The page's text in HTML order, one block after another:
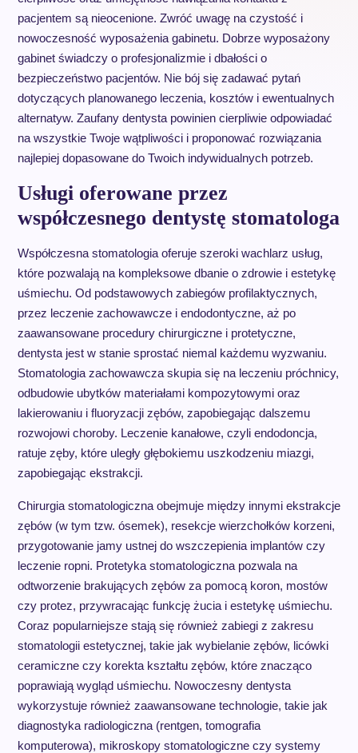
pacjentem są nieocenione. Zwróć uwagę na czystość i
nowoczesność wyposażenia gabinetu. Dobrze wyposażony
gabinet świadczy o profesjonalizmie i dbałości o
bezpieczeństwo pacjentów. Nie bój się zadawać pytań
dotyczących planowanego leczenia, kosztów i ewentualnych
alternatyw. Zaufany dentysta powinien cierpliwie odpowiadać
na wszystkie Twoje wątpliwości i proponować rozwiązania
najlepiej dopasowane do Twoich indywidualnych potrzeb.
Usługi oferowane przez
współczesnego dentystę stomatologa
Współczesna stomatologia oferuje szeroki wachlarz usług,
które pozwalają na kompleksowe dbanie o zdrowie i estetykę
uśmiechu. Od podstawowych zabiegów profilaktycznych,
przez leczenie zachowawcze i endodontyczne, aż po
zaawansowane procedury chirurgiczne i protetyczne,
dentysta jest w stanie sprostać niemal każdemu wyzwaniu.
Stomatologia zachowawcza skupia się na leczeniu próchnicy,
odbudowie ubytków materiałami kompozytowymi oraz
lakierowaniu i fluoryzacji zębów, zapobiegając dalszemu
rozwojowi choroby. Leczenie kanałowe, czyli endodoncja,
ratuje zęby, które uległy głębokiemu uszkodzeniu miazgi,
zapobiegając ekstrakcji.
Chirurgia stomatologiczna obejmuje między innymi ekstrakcje
zębów (w tym tzw. ósemek), resekcje wierzchołków korzeni,
przygotowanie jamy ustnej do wszczepienia implantów czy
leczenie ropni. Protetyka stomatologiczna pozwala na
odtworzenie brakujących zębów za pomocą koron, mostów
czy protez, przywracając funkcję żucia i estetykę uśmiechu.
Coraz popularniejsze stają się również zabiegi z zakresu
stomatologii estetycznej, takie jak wybielanie zębów, licówki
ceramiczne czy korekta kształtu zębów, które znacząco
poprawiają wygląd uśmiechu. Nowoczesny dentysta
wykorzystuje również zaawansowane technologie, takie jak
diagnostyka radiologiczna (rentgen, tomografia
komputerowa), mikroskopy stomatologiczne czy systemy